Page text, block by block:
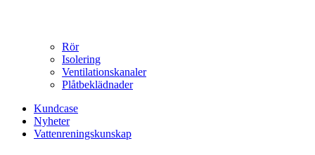
Rör
Isolering
Ventilationskanaler
Plåtbeklädnader
Kundcase
Nyheter
Vattenreningskunskap